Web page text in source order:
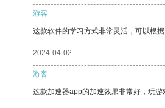
游客
这款软件的学习方式非常灵活，可以根
2024-04-02
游客
这款加速器app的加速效果非常好，玩